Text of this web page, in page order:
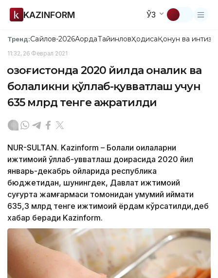
KAZINFORM ЎЗ
Тренд:Сайлов-2026АқордаТайинловҲодисаҚонун ва
11:32, 26 Феврал 2021
Қозоғистонда 2020 йилда оналик ва
болаликни қўллаб-қувватлаш учун
635 млрд тенге ажратилди
NUR-SULTAN. Kazinform – Болали оилаларни
ижтимоий қўллаб-қувватлаш доирасида 2020 йил
январь-декабрь ойларида республика
бюджетидан, шунингдек, Давлат ижтимоий
суғурта жамғармаси томонидан умумий қиймати
635,3 млрд тенге ижтимоий ёрдам кўрсатилди,деб
хабар беради Kazinform.